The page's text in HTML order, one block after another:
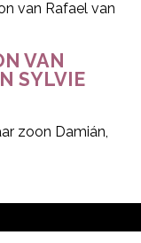
VAN
SYLVIE
zoon Damián,